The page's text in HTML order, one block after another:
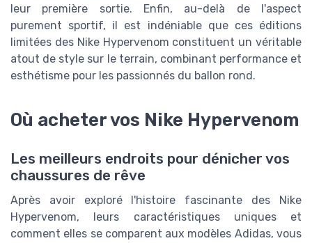
leur première sortie. Enfin, au-delà de l'aspect
purement sportif, il est indéniable que ces éditions
limitées des Nike Hypervenom constituent un véritable
atout de style sur le terrain, combinant performance et
esthétisme pour les passionnés du ballon rond.
Où acheter vos Nike Hypervenom
Les meilleurs endroits pour dénicher vos
chaussures de rêve
Après avoir exploré l'histoire fascinante des Nike
Hypervenom, leurs caractéristiques uniques et
comment elles se comparent aux modèles Adidas, vous